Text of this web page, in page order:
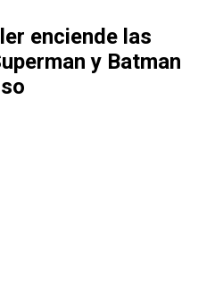
enciende las
y Batman